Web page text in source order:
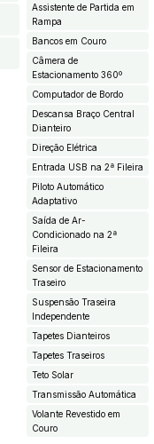
Assistente de Partida em
Rampa
Bancos em Couro
Câmera de
Estacionamento 360º
Computador de Bordo
Descansa Braço Central
Dianteiro
Direção Elétrica
Entrada USB na 2ª Fileira
Piloto Automático
Adaptativo
Saída de Ar-
Condicionado na 2ª
Fileira
Sensor de Estacionamento
Traseiro
Suspensão Traseira
Independente
Tapetes Dianteiros
Tapetes Traseiros
Teto Solar
Transmissão Automática
Volante Revestido em
Couro